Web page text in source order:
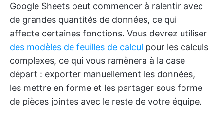
Google Sheets peut commencer à ralentir avec
de grandes quantités de données, ce qui
affecte certaines fonctions. Vous devrez utiliser
des modèles de feuilles de calcul pour les calculs
complexes, ce qui vous ramènera à la case
départ : exporter manuellement les données,
les mettre en forme et les partager sous forme
de pièces jointes avec le reste de votre équipe.